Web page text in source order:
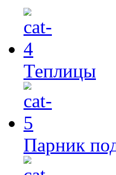
Теплицы
Парник